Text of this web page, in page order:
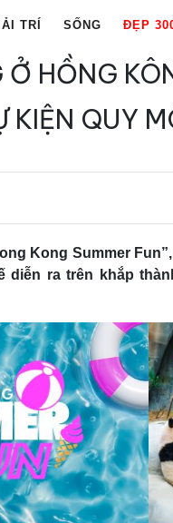
TRÍ SỐNG ĐẸP
HỒNG
KIỆN QUY
Kong Summer
diễn ra trên khắp